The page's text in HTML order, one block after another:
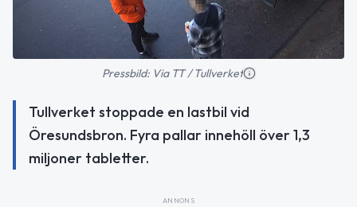
Pressbild: Via TT / Tullverket
Tullverket stoppade en lastbil vid
Öresundsbron. Fyra pallar innehöll över 1,3
miljoner tabletter.
ANNONS